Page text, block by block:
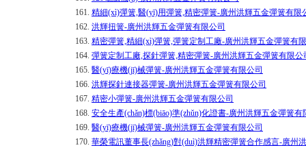
161. 精細(xì)彈簧,醫(yī)用彈簧,精密彈簧-廣州洪輝五金彈簧有限
162. 洪輝扭簧-廣州洪輝五金彈簧有限公司
163. 精密彈簧,精細(xì)彈簧,彈簧定制工廠-廣州洪輝五金彈簧有
164. 彈簧定制工廠,探針彈簧,精密彈簧-廣州洪輝五金彈簧有限公
165. 醫(yī)療機(jī)械彈簧-廣州洪輝五金彈簧有限公司
166. 洪輝探針連接器彈簧-廣州洪輝五金彈簧有限公司
167. 精密小彈簧-廣州洪輝五金彈簧有限公司
168. 安全生產(chǎn)標(biāo)準(zhǔn)化證書-廣州洪輝五金彈簧有
169. 醫(yī)療機(jī)械彈簧-廣州洪輝五金彈簧有限公司
170. 華榮電訊董事長(zhǎng)對(duì)洪輝精密彈簧合作感言-廣州